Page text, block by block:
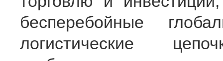
бесперебойные
логистические